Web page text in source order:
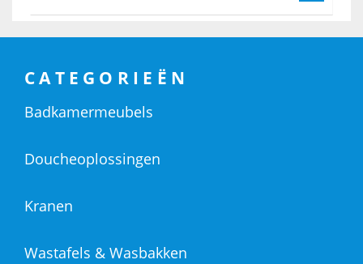
CATEGORIEËN
Badkamermeubels
Doucheoplossingen
Kranen
Wastafels & Wasbakken